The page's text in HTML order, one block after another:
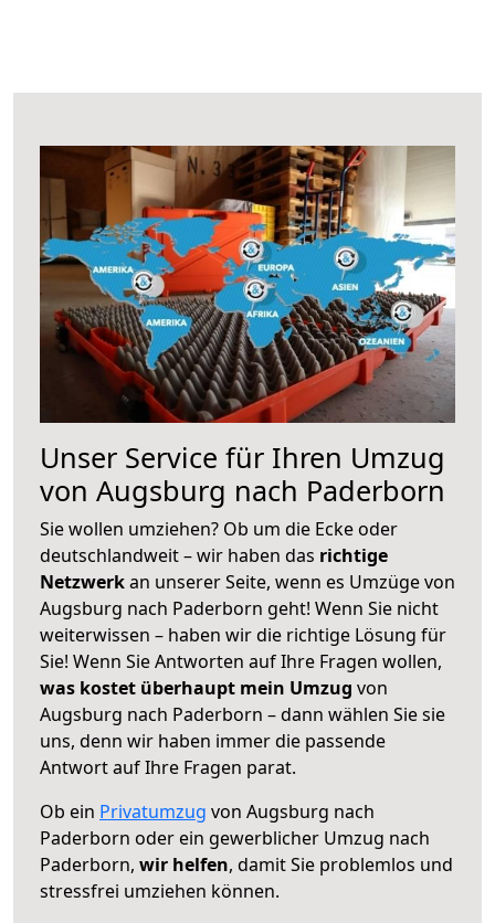
Unser Service für Ihren Umzug
von Augsburg nach Paderborn
Sie wollen umziehen? Ob um die Ecke oder
deutschlandweit – wir haben das richtige
Netzwerkan unserer Seite, wenn es Umzüge von
Augsburg nach Paderborn geht! Wenn Sie nicht
weiterwissen – haben wir die richtige Lösung für
Sie! Wenn Sie Antworten auf Ihre Fragen wollen,
was kostet überhaupt mein Umzug von
Augsburg nach Paderborn – dann wählen Sie sie
uns, denn wir haben immer die passende
Antwort auf Ihre Fragen parat.
Ob ein Privatumzug von Augsburg nach
Paderborn oder ein gewerblicher Umzug nach
Paderborn, wir helfen, damit Sie problemlos und
stressfrei umziehen können.